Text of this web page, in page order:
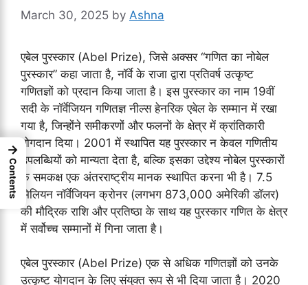
March 30, 2025 by Ashna
एबेल पुरस्कार (Abel Prize), जिसे अक्सर “गणित का नोबेल
पुरस्कार” कहा जाता है, नॉर्वे के राजा द्वारा प्रतिवर्ष उत्कृष्ट
गणितज्ञों को प्रदान किया जाता है। इस पुरस्कार का नाम 19वीं
सदी के नॉर्वेजियन गणितज्ञ नील्स हेनरिक एबेल के सम्मान में रखा
गया है, जिन्होंने समीकरणों और फलनों के क्षेत्र में क्रांतिकारी
योगदान दिया। 2001 में स्थापित यह पुरस्कार न केवल गणितीय
उपलब्धियों को मान्यता देता है, बल्कि इसका उद्देश्य नोबेल पुरस्कारों
के समकक्ष एक अंतरराष्ट्रीय मानक स्थापित करना भी है। 7.5
मिलियन नॉर्वेजियन क्रोनर (लगभग 873,000 अमेरिकी डॉलर)
की मौद्रिक राशि और प्रतिष्ठा के साथ यह पुरस्कार गणित के क्षेत्र
में सर्वोच्च सम्मानों में गिना जाता है।
एबेल पुरस्कार (Abel Prize) एक से अधिक गणितज्ञों को उनके
उत्कृष्ट योगदान के लिए संयुक्त रूप से भी दिया जाता है। 2020
→
Contents